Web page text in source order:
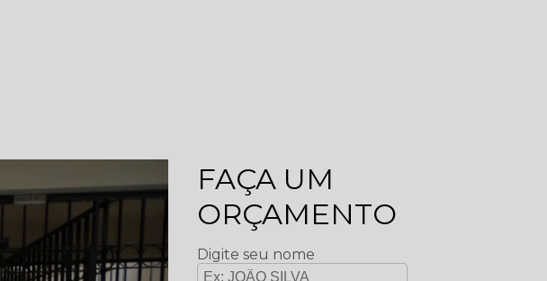
FAÇA UM
ORÇAMENTO
Digite seu nome